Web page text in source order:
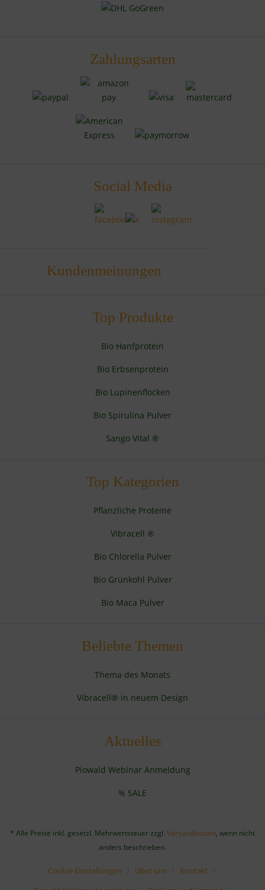
Zahlungsarten
Social Media
Kundenmeinungen
Top Produkte
Bio Hanfprotein
Bio Erbsenprotein
Bio Lupinenflocken
Bio Spirulina Pulver
Sango Vital ®
Top Kategorien
Pflanzliche Proteine
Vibracell ®
Bio Chlorella Pulver
Bio Grünkohl Pulver
Bio Maca Pulver
Beliebte Themen
Thema des Monats
Vibracell® in neuem Design
Aktuelles
Piowald Webinar Anmeldung
% SALE
* Alle Preise inkl. gesetzl. Mehrwertsteuer zzgl. Versandkosten, wenn nicht
anders beschrieben.
Cookie-Einstellungen Über uns
Kontakt